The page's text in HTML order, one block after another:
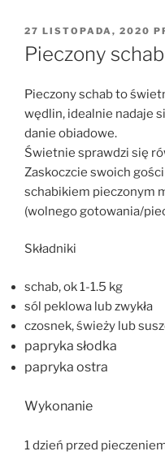
OPUBLIKOWANE
W
27 LISTOPADA, 2020
Pieczony schab
Pieczony schab to
wędlin, idealnie nadaje
danie obiadowe.
Świetnie sprawdzi się
Zaskoczcie swoich
schabikiem pieczonym
(wolnego gotowania/
Składniki
schab, ok 1-1.5 kg
sól peklowa lub zwykła
czosnek, świeży lub
papryka słodka
papryka ostra
Wykonanie
1 dzień przed